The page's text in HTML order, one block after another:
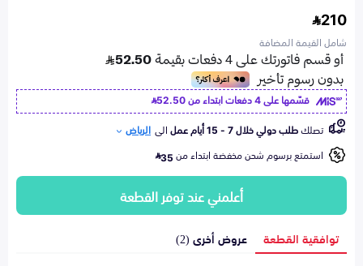
210
شامل القيمة المضافة
قسّمها على 4 دفعات ابتداء من
52.50
تصلكطلب دولي خلال 7 - 15 أيام عمل الى الرياض
استمتع برسوم شحن مخفضة ابتداء من35
أعلمني عند توفر القطعة
توافقية القطعة عروض أخرى (2)